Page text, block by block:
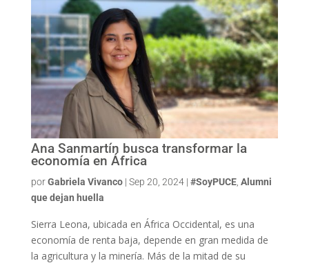
Ana Sanmartín busca transformar la
economía en África
porGabriela Vivanco| Sep 20, 2024| #SoyPUCE, Alumni
que dejan huella
Sierra Leona, ubicada en África Occidental, es una
economía de renta baja, depende en gran medida de
la agricultura y la minería. Más de la mitad de su